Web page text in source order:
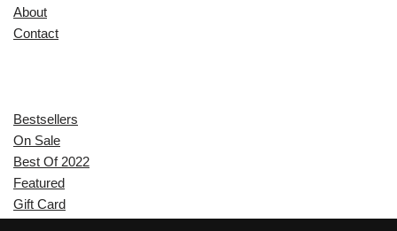
About
Contact
Bestsellers
On Sale
Best Of 2022
Featured
Gift Card